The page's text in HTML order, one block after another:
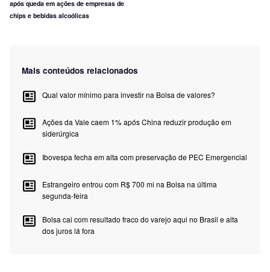
após queda em ações de empresas de
chips e bebidas alcoólicas
Mais conteúdos relacionados
Qual valor mínimo para investir na Bolsa de valores?
Ações da Vale caem 1% após China reduzir produção em
siderúrgica
Ibovespa fecha em alta com preservação de PEC Emergencial
Estrangeiro entrou com R$ 700 mi na Bolsa na última
segunda-feira
Bolsa cai com resultado fraco do varejo aqui no Brasil e alta
dos juros lá fora